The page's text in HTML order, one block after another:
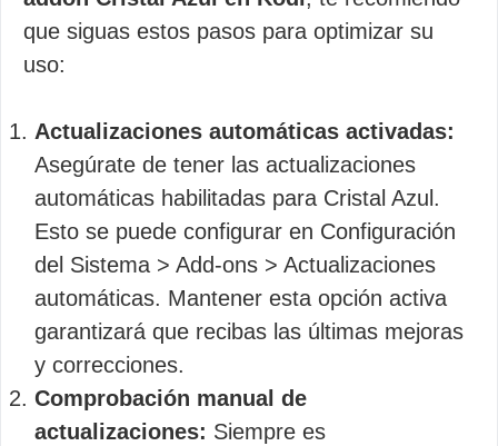
que siguas estos pasos para optimizar su
uso:
Actualizaciones automáticas activadas:
Asegúrate de tener las actualizaciones
automáticas habilitadas para Cristal Azul.
Esto se puede configurar en Configuración
del Sistema > Add-ons > Actualizaciones
automáticas. Mantener esta opción activa
garantizará que recibas las últimas mejoras
y correcciones.
Comprobación manual de
actualizaciones: Siempre es